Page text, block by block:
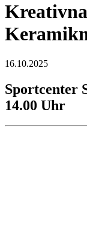
16.10.2025
Sportcenter
14.00 Uhr